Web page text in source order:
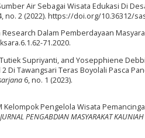
Air Sebagai Wisata Edukasi Di
no. 2 (2022). https://doi.org/10.36312/
Dalam Pemberdayaan
71.2020.
Supriyanti, and Yosepphiene
Di Tawangsari Teras Boyolali Pasca
6, no. 1 (2023).
Pengelola Wisata
JURNAL PENGABDIAN MASYARAKAT KAUNIAH